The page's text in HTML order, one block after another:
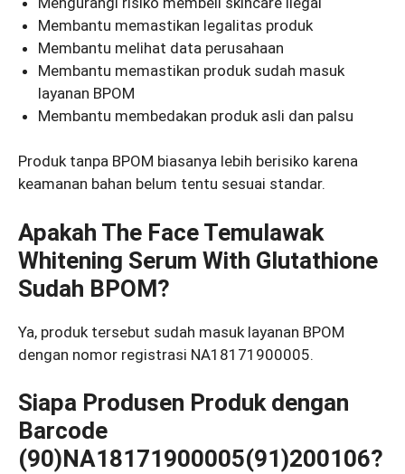
Membantu memastikan legalitas produk
Membantu melihat data perusahaan
Membantu memastikan produk sudah masuk
layanan BPOM
Membantu membedakan produk asli dan palsu
Produk tanpa BPOM biasanya lebih berisiko karena
keamanan bahan belum tentu sesuai standar.
Apakah The Face Temulawak
Whitening Serum With Glutathione
Sudah BPOM?
Ya, produk tersebut sudah masuk layanan BPOM
dengan nomor registrasi NA18171900005.
Siapa Produsen Produk dengan
Barcode
(90)NA18171900005(91)200106?